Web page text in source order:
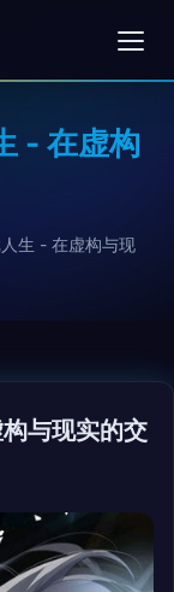
- 在虚构
生 - 在虚构与现
与现实的交